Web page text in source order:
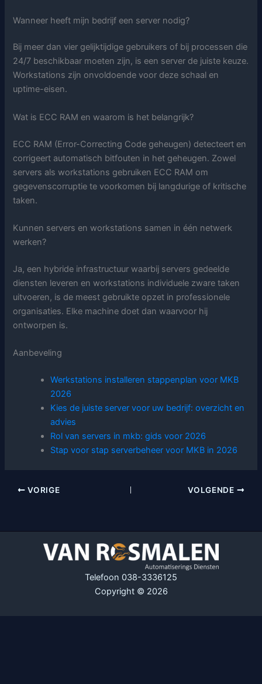
Wanneer heeft mijn bedrijf een server nodig?
Bij meer dan vier gelijktijdige gebruikers of bij processen die
24/7 beschikbaar moeten zijn, is een server de juiste keuze.
Workstations zijn onvoldoende voor deze schaal en
uptime-eisen.
Wat is ECC RAM en waarom is het belangrijk?
ECC RAM (Error-Correcting Code geheugen) detecteert en
corrigeert automatisch bitfouten in het geheugen. Zowel
servers als workstations gebruiken ECC RAM om
gegevenscorruptie te voorkomen bij langdurige of kritische
taken.
Kunnen servers en workstations samen in één netwerk
werken?
Ja, een hybride infrastructuur waarbij servers gedeelde
diensten leveren en workstations individuele zware taken
uitvoeren, is de meest gebruikte opzet in professionele
organisaties. Elke machine doet dan waarvoor hij
ontworpen is.
Aanbeveling
Werkstations installeren stappenplan voor MKB
2026
Kies de juiste server voor uw bedrijf: overzicht en
advies
Rol van servers in mkb: gids voor 2026
Stap voor stap serverbeheer voor MKB in 2026
VORIGE VOLGENDE
Telefoon 038-3336125
Copyright © 2026